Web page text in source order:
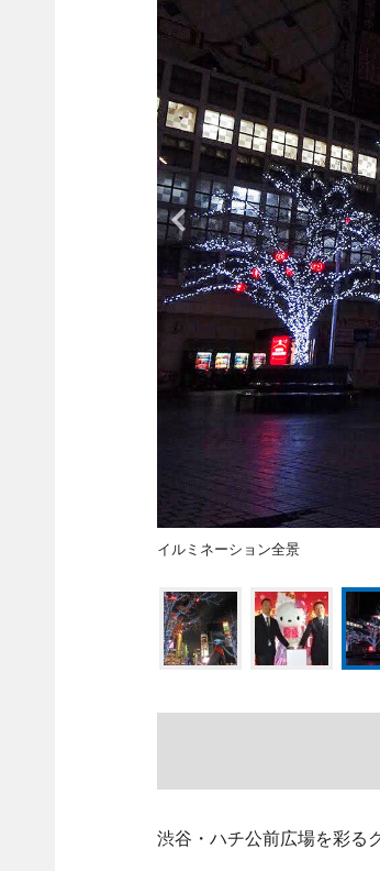
イルミネーション全景
渋谷・ハチ公前広場を彩る